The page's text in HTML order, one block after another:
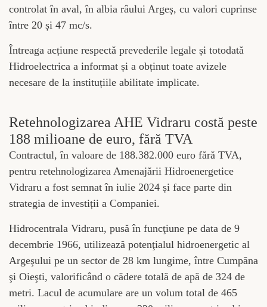
controlat în aval, în albia râului Argeș, cu valori cuprinse
între 20 și 47 mc/s.
Întreaga acțiune respectă prevederile legale și totodată
Hidroelectrica a informat și a obținut toate avizele
necesare de la instituțiile abilitate implicate.
Retehnologizarea AHE Vidraru costă peste
188 milioane de euro, fără TVA
Contractul, în valoare de 188.382.000 euro fără TVA,
pentru retehnologizarea Amenajării Hidroenergetice
Vidraru a fost semnat în iulie 2024 și face parte din
strategia de investiții a Companiei.
Hidrocentrala Vidraru, pusă în funcţiune pe data de 9
decembrie 1966, utilizează potenţialul hidroenergetic al
Argeşului pe un sector de 28 km lungime, între Cumpăna
şi Oieşti, valorificând o cădere totală de apă de 324 de
metri. Lacul de acumulare are un volum total de 465